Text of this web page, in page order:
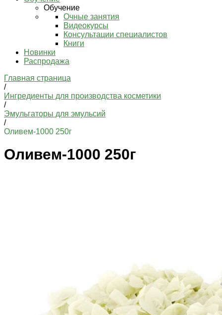
Обучение
Очные занятия
Видеокурсы
Консультации специалистов
Книги
Новинки
Распродажа
Главная страница
/
Ингредиенты для производства косметики
/
Эмульгаторы для эмульсий
/
Оливем-1000 250г
Оливем-1000 250г